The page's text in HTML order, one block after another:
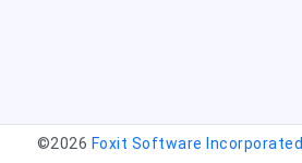
©2026 Foxit Software Incorporated